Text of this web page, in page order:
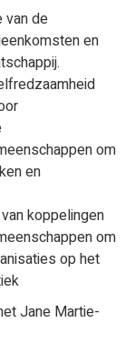
van de
en
om
en
koppelingen
om
op het
Jane Martie-